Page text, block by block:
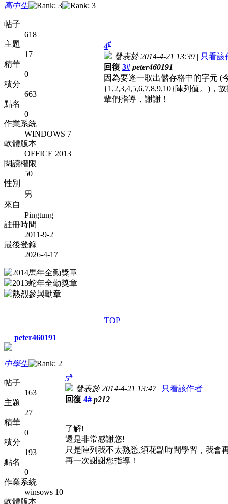
高中生
帖子
618
主題
17
精華
0
積分
663
點名
0
作業系統
WINDOWS 7
軟體版本
OFFICE 2013
閱讀權限
50
性別
男
來自
Pingtung
註冊時間
2011-9-2
最後登錄
2026-4-17
4#
發表於 2014-4-21 13:39 | 只看該
回復 3# peter460191
因為要逐一取出儲存格中的字元 (
{1,2,3,4,5,6,7,8,9,10}陣列值。)，
輩們指導，謝謝！
TOP
peter460191
中學生
帖子
163
主題
27
精華
0
積分
193
點名
0
作業系統
winsows 10
軟體版本
5#
發表於 2014-4-21 13:47| 只看該作者
回復 4# p212
了解!
還是非常感謝您!
只是陣列我不太熟悉,須花點時間學習，我會
再一次謝謝您指導！